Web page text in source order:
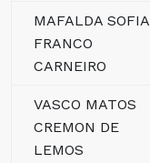
MAFALDA SOFIA
FRANCO
CARNEIRO
VASCO MATOS
CREMON DE
LEMOS